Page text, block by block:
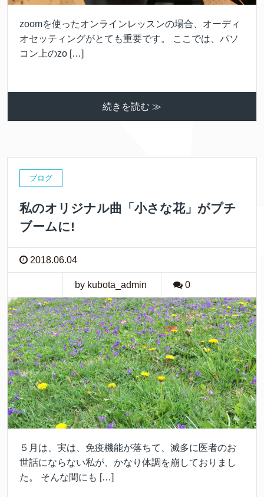
zoomを使ったオンラインレッスンの場合、オーディ
オセッティングがとても重要です。 ここでは、パソ
コン上のzo […]
続きを読む ≫
ブログ
私のオリジナル曲「小さな花」がプチ
ブームに!
2018.06.04
by kubota_admin 0
５月は、実は、免疫機能が落ちて、滅多に医者のお
世話にならない私が、かなり体調を崩しておりまし
た。 そんな間にも […]